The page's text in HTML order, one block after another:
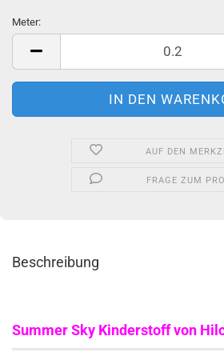
Meter:
Meter
AUF DEN
FRAGE ZUM
Beschreibung
Summer Sky Kinderstoff von